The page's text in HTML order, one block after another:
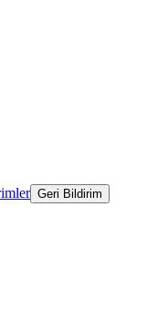
Geri Bildirim